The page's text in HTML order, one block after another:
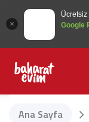
Ücretsiz
Google
Ana Sayfa